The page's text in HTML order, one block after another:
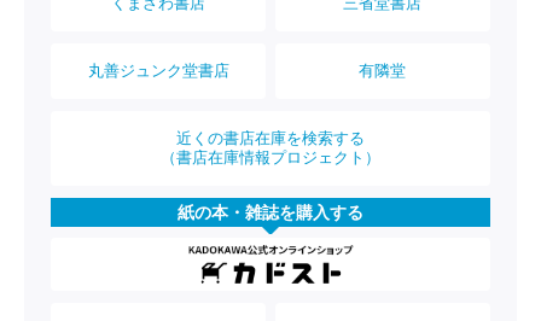
丸善ジュンク堂書店 有隣堂
近くの書店在庫を検索する
（書店在庫情報プロジェクト）
紙の本・雑誌を購入する